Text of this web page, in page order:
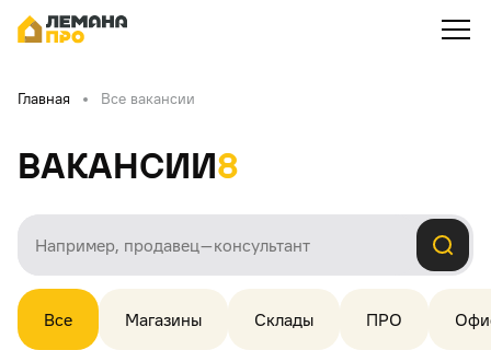
Главная Все вакансии
Вакансии8
Все Магазины Склады ПРО